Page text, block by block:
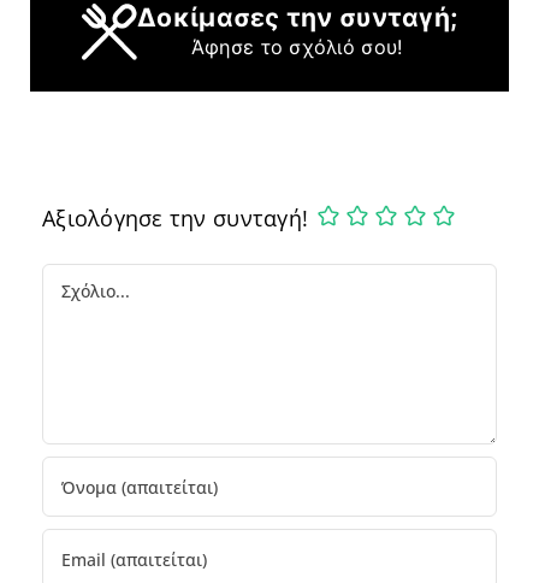
Δοκίμασες την συνταγή;
Άφησε το σχόλιό σου!
Αξιολόγησε την συνταγή!
Comment